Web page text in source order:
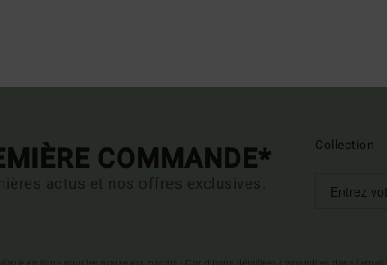
COMMANDE*
actus et nos offres exclusives.
Collection